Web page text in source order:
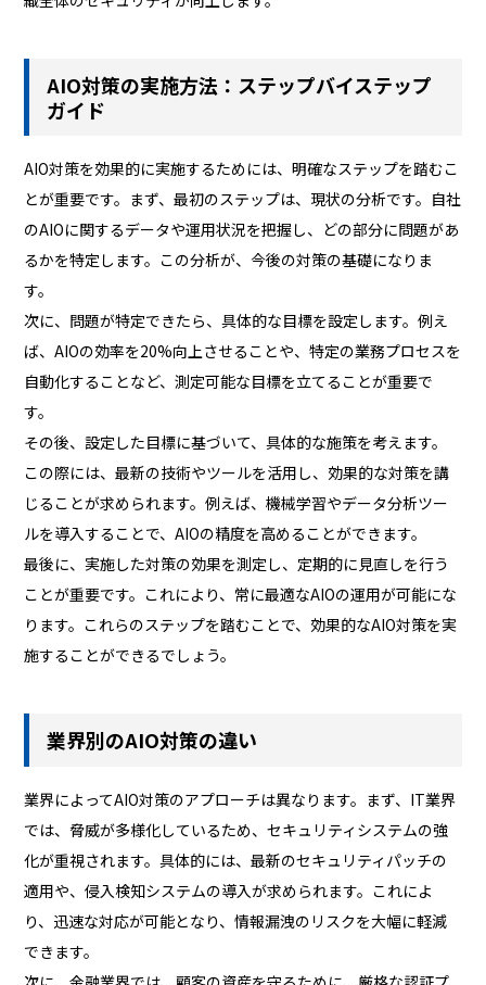
AIO対策の実施方法：ステップバイステップ
ガイド
AIO対策を効果的に実施するためには、明確なステップを踏むこ
とが重要です。まず、最初のステップは、現状の分析です。自社
のAIOに関するデータや運用状況を把握し、どの部分に問題があ
るかを特定します。この分析が、今後の対策の基礎になりま
す。
次に、問題が特定できたら、具体的な目標を設定します。例え
ば、AIOの効率を20%向上させることや、特定の業務プロセスを
自動化することなど、測定可能な目標を立てることが重要で
す。
その後、設定した目標に基づいて、具体的な施策を考えます。
この際には、最新の技術やツールを活用し、効果的な対策を講
じることが求められます。例えば、機械学習やデータ分析ツー
ルを導入することで、AIOの精度を高めることができます。
最後に、実施した対策の効果を測定し、定期的に見直しを行う
ことが重要です。これにより、常に最適なAIOの運用が可能にな
ります。これらのステップを踏むことで、効果的なAIO対策を実
施することができるでしょう。
業界別のAIO対策の違い
業界によってAIO対策のアプローチは異なります。まず、IT業界
では、脅威が多様化しているため、セキュリティシステムの強
化が重視されます。具体的には、最新のセキュリティパッチの
適用や、侵入検知システムの導入が求められます。これによ
り、迅速な対応が可能となり、情報漏洩のリスクを大幅に軽減
できます。